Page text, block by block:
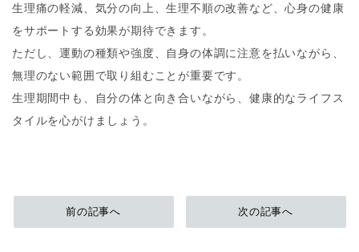
生理痛の軽減、気分の向上、生理不順の改善など、心身の健康
をサポートする効果が期待できます。
ただし、運動の種類や強度、自身の体調に注意を払いながら、
無理のない範囲で取り組むことが重要です。
生理期間中も、自分の体と向き合いながら、健康的なライフス
タイルを心がけましょう。
前の記事へ 次の記事へ